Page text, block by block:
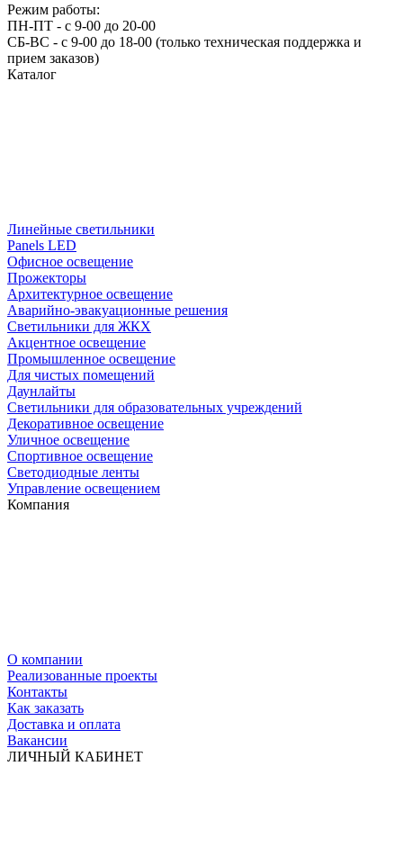
Режим работы:
ПН-ПТ - с 9-00 до 20-00
СБ-ВС - с 9-00 до 18-00 (только техническая поддержка и
прием заказов)
Каталог
Линейные светильники
Panels LED
Офисное освещение
Прожекторы
Архитектурное освещение
Аварийно-эвакуационные решения
Светильники для ЖКХ
Акцентное освещение
Промышленное освещение
Для чистых помещений
Даунлайты
Светильники для образовательных учреждений
Декоративное освещение
Уличное освещение
Спортивное освещение
Светодиодные ленты
Управление освещением
Компания
О компании
Реализованные проекты
Контакты
Как заказать
Доставка и оплата
Вакансии
ЛИЧНЫЙ КАБИНЕТ